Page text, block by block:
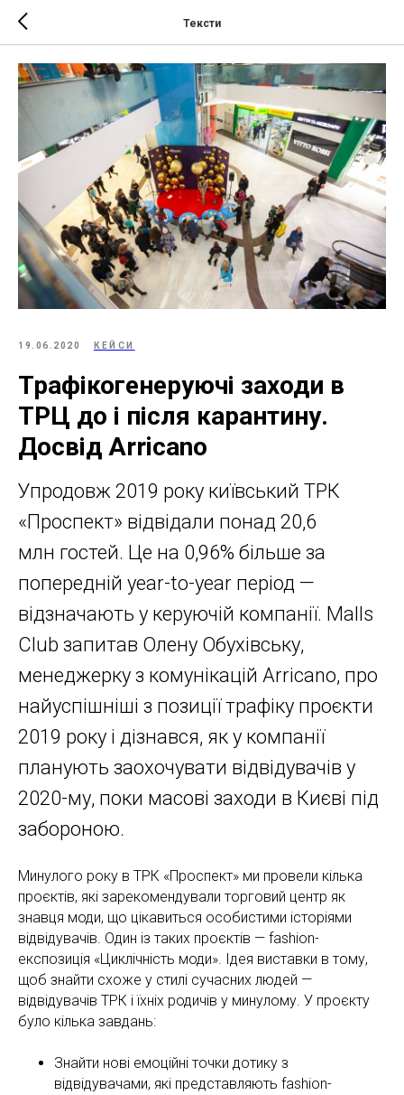
Тексти
19.06.2020 КЕЙСИ
Трафікогенеруючі заходи в
ТРЦ до і після карантину.
Досвід Arricano
Упродовж 2019 року київський ТРК
«Проспект» відвідали понад 20,6
млн гостей. Це на 0,96% більше за
попередній year-to-year період —
відзначають у керуючій компанії. Malls
Club запитав Олену Обухівську,
менеджерку з комунікацій Arricano, про
найуспішніші з позиції трафіку проєкти
2019 року і дізнався, як у компанії
планують заохочувати відвідувачів у
2020-му, поки масові заходи в Києві під
забороною.
Минулого року в ТРК «Проспект» ми провели кілька
проєктів, які зарекомендували торговий центр як
знавця моди, що цікавиться особистими історіями
відвідувачів. Один із таких проєктів — fashion-
експозиція «Циклічність моди». Ідея виставки в тому,
щоб знайти схоже у стилі сучасних людей —
відвідувачів ТРК і їхніх родичів у минулому. У проєкту
було кілька завдань:
Знайти нові емоційні точки дотику з
відвідувачами, які представляють fashion-